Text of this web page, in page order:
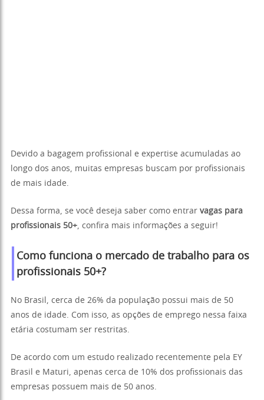
Devido a bagagem profissional e expertise acumuladas ao
longo dos anos, muitas empresas buscam por profissionais
de mais idade.
Dessa forma, se você deseja saber como entrar vagas para
profissionais 50+, confira mais informações a seguir!
Como funciona o mercado de trabalho para os
profissionais 50+?
No Brasil, cerca de 26% da população possui mais de 50
anos de idade. Com isso, as opções de emprego nessa faixa
etária costumam ser restritas.
De acordo com um estudo realizado recentemente pela EY
Brasil e Maturi, apenas cerca de 10% dos profissionais das
empresas possuem mais de 50 anos.